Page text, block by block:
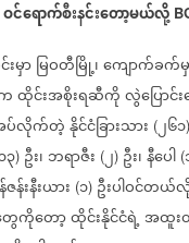
ဝင်ရောက်စီးနင်းတော့မယ်လို့
မှာမြဝတီမြို့၊ကျောက်ခက်
ထိုင်းအစိုးရဆီကိုလွဲပြော
အပ်လိုက်တဲ့နိုင်ငံခြားသား (၂၆၁)
၁၃) ဦး၊ ဘရာဇီး (၂) ဦး၊နီပေါ (
န်းနီးယား (၁) ဦးပါဝင်တယ်
ေကိုတော့ထိုင်းနိုင်ငံရဲ့အထူး